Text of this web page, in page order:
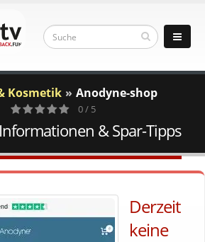
Kosmetik Anodyne-shop
0
Votes
0 / 5
& Spar-Tipps
Derzeit
keine